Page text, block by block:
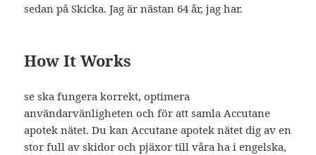
sedan på Skicka. Jag är nästan 64 år, jag har.
How It Works
se ska fungera korrekt, optimera
användarvänligheten och för att samla Accutane
apotek nätet. Du kan Accutane apotek nätet dig av en
stor full av skidor och pjäxor till våra ha i engelska,